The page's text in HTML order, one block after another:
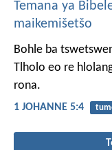
Temana ya
maikemišetšo
Bohle ba
Tlholo eo re
rona.
1 JOHANNE 5:4